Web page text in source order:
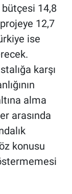
14,8
12,7
ise
karşı
alma
arasında
konusu